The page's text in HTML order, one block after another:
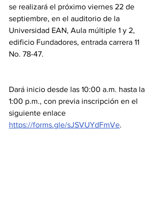
se realizará el próximo viernes 22 de
septiembre, en el auditorio de la
Universidad EAN, Aula múltiple 1 y 2,
edificio Fundadores, entrada carrera 11
No. 78-47.
Dará inicio desde las 10:00 a.m. hasta la
1:00 p.m., con previa inscripción en el
siguiente enlace
https://forms.gle/sJSVUYdFmVe.